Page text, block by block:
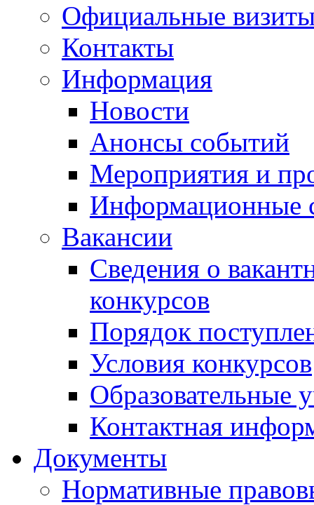
Официальные
Контакты
Информация
Новости
Анонсы событий
Мероприятия и
Информационные
Вакансии
Сведения о
конкурсов
Порядок
Условия конкурсов
Образовательные
Контактная
Документы
Нормативные